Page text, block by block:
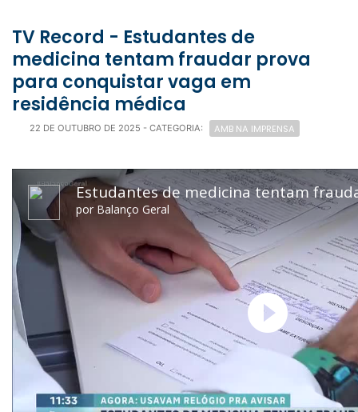
TV Record - Estudantes de
medicina tentam fraudar prova
para conquistar vaga em
residência médica
22 DE OUTUBRO DE 2025 - CATEGORIA: AMB NA IMPRENSA